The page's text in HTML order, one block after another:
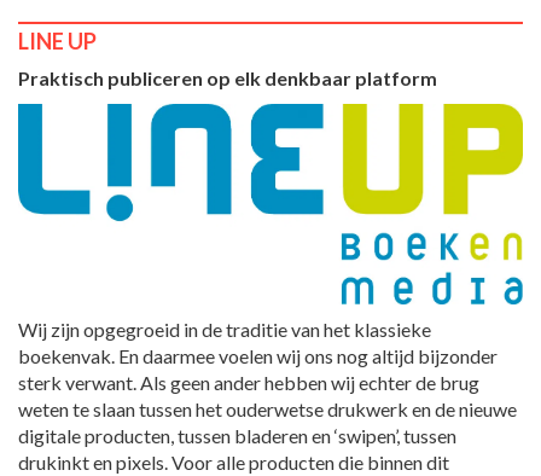
LINE UP
Praktisch publiceren op elk denkbaar platform
Wij zijn opgegroeid in de traditie van het klassieke
boekenvak. En daarmee voelen wij ons nog altijd bijzonder
sterk verwant. Als geen ander hebben wij echter de brug
weten te slaan tussen het ouderwetse drukwerk en de nieuwe
digitale producten, tussen bladeren en ‘swipen’, tussen
drukinkt en pixels. Voor alle producten die binnen dit